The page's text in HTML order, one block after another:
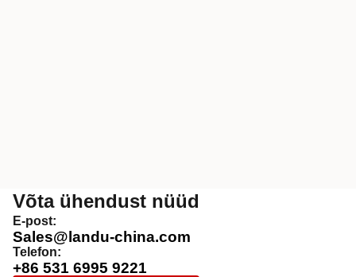
Võta ühendust nüüd
E-post:
Sales@landu-china.com
Telefon:
+86 531 6995 9221